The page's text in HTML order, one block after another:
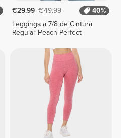
€29.99 €49.99
40%
Leggings a 7/8 de Cintura
Regular Peach Perfect